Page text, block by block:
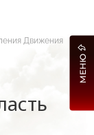
Движения
МЕНЮ